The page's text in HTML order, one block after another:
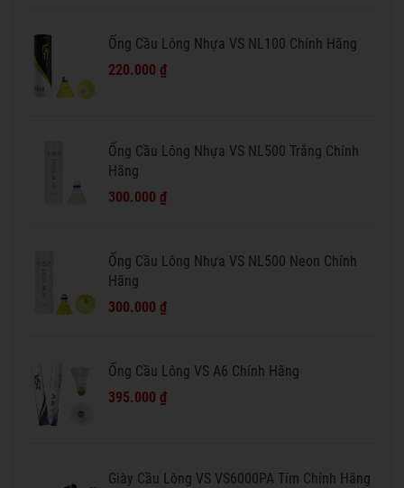
Ống Cầu Lông Nhựa VS NL100 Chính Hãng
220.000 ₫
Ống Cầu Lông Nhựa VS NL500 Trắng Chính
Hãng
300.000 ₫
Ống Cầu Lông Nhựa VS NL500 Neon Chính
Hãng
300.000 ₫
Ống Cầu Lông VS A6 Chính Hãng
395.000 ₫
Giày Cầu Lông VS VS6000PA Tím Chính Hãng